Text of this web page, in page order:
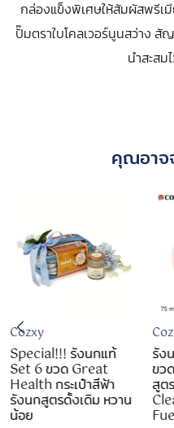
กล่องแข็งพิเศษให้สัมผัสพรีเมี
ปั๊มตราใบโคลเวอร์นูนสว่าง
นำสะสม
คุณอาจ
Cozxy
Special!!! รังนกแท้
Set 6 ขวด Great
Health กระเป๋าสีฟ้า
รังนกสูตรดั้งเดิม หวาน
น้อย
รัง
ขว
สูต